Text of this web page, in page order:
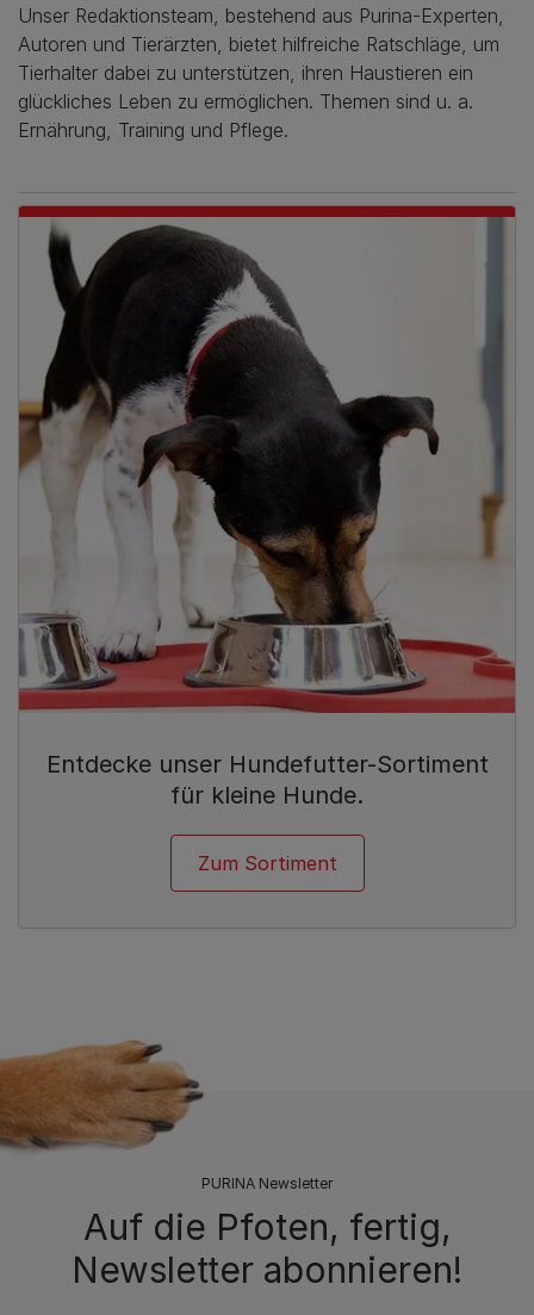
Unser Redaktionsteam, bestehend aus Purina-Experten,
Autoren und Tierärzten, bietet hilfreiche Ratschläge, um
Tierhalter dabei zu unterstützen, ihren Haustieren ein
glückliches Leben zu ermöglichen. Themen sind u. a.
Ernährung, Training und Pflege.
Entdecke unser Hundefutter-Sortiment
für kleine Hunde.
Zum Sortiment
PURINA Newsletter
Auf die Pfoten, fertig,
Newsletter abonnieren!